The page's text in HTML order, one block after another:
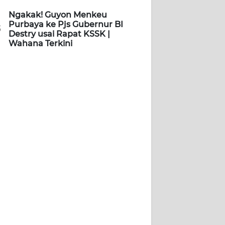
Ngakak! Guyon Menkeu
Purbaya ke Pjs Gubernur BI
Destry usai Rapat KSSK |
Wahana Terkini